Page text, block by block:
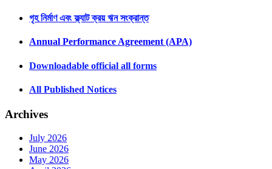
গৃহ নির্মাণ এবং ফ্ল্যাট ক্রয় ঋন সংক্রান্ত
Annual Performance Agreement (APA)
Downloadable official all forms
All Published Notices
Archives
July 2026
June 2026
May 2026